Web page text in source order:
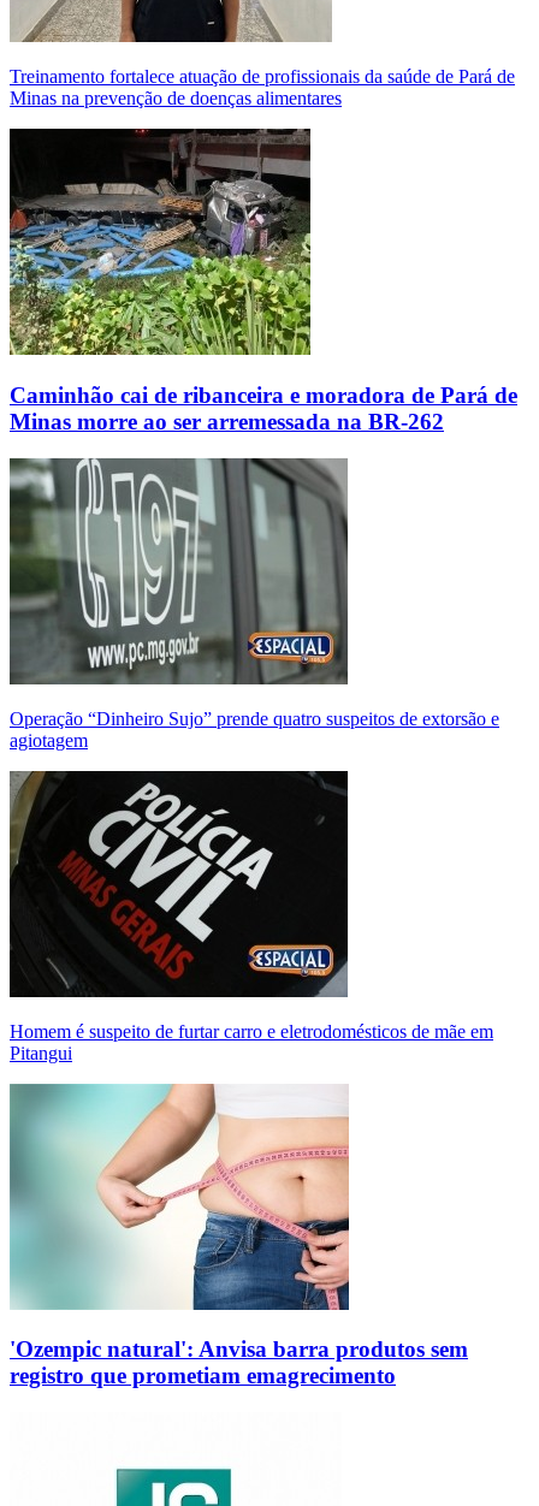
Treinamento fortalece atuação de profissionais da saúde de Pará de
Minas na prevenção de doenças alimentares
Caminhão cai de ribanceira e moradora de Pará de
Minas morre ao ser arremessada na BR-262
Operação “Dinheiro Sujo” prende quatro suspeitos de extorsão e
agiotagem
Homem é suspeito de furtar carro e eletrodomésticos de mãe em
Pitangui
'Ozempic natural': Anvisa barra produtos sem
registro que prometiam emagrecimento